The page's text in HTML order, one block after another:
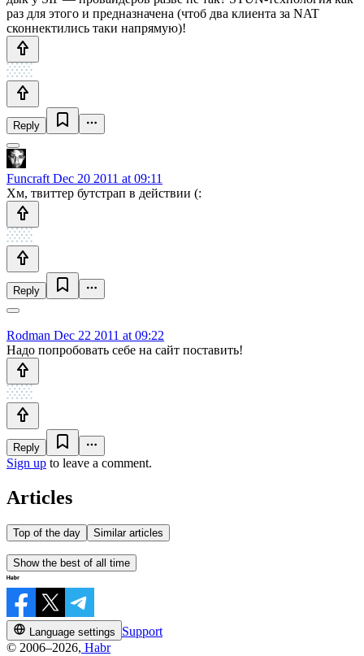
раз для этого и предназначена (чтоб два клиента за NAT
сконнектились таки напрямую)!
Reply
Funcraft Dec 20 2011 at 09:11
Хм, твиттер бутстрап в действии (:
Reply
Rodman Dec 22 2011 at 09:22
Надо попробовать себе на сайт поставить!
Reply
Sign up to leave a comment.
Articles
Top of the day Similar articles
Show the best of all time
Language settings
Support
© 2006–2026, Habr